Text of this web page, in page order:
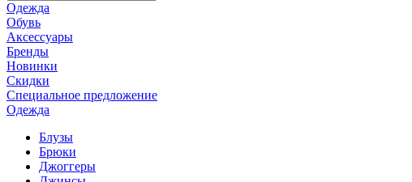
Одежда
Обувь
Аксессуары
Бренды
Новинки
Скидки
Специальное предложение
Одежда
Блузы
Брюки
Джоггеры